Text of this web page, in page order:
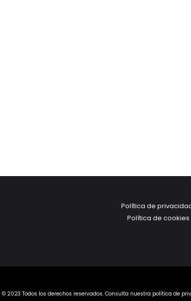
Política de
Política de cookies
© 2023 Todos los derechos reservados. Consulta nuestra política de